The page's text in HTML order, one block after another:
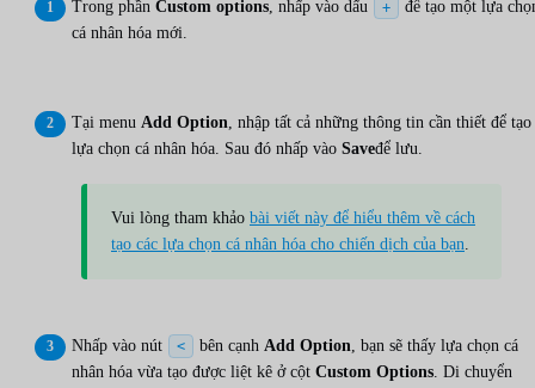
Trong phần Custom options, nhấp vào dấu +
để tạo một lựa
cá nhân hóa mới.
Tại menu Add Option, nhập tất cả những thông tin cần thiết để tạo
lựa chọn cá nhân hóa. Sau đó nhấp vào Saveđể lưu.
Vui lòng tham khảo bài viết này để hiểu thêm về cách
tạo các lựa chọn cá nhân hóa cho chiến dịch của bạn
Nhấp vào nút < bên cạnh Add Option, bạn sẽ thấy lựa chọn cá
nhân hóa vừa tạo được liệt kê ở cột Custom Options. Di chuyển